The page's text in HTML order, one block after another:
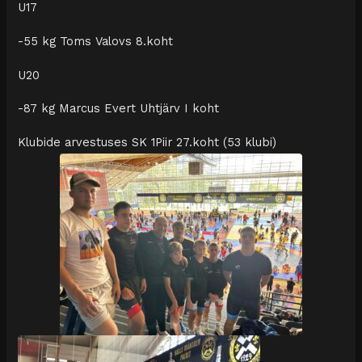
U17
-55 kg Toms Valovs 8.koht
U20
-87 kg Marcus Evert Uhtjärv I koht
Klubide arvestuses SK 1Piir 27.koht (53 klubi)